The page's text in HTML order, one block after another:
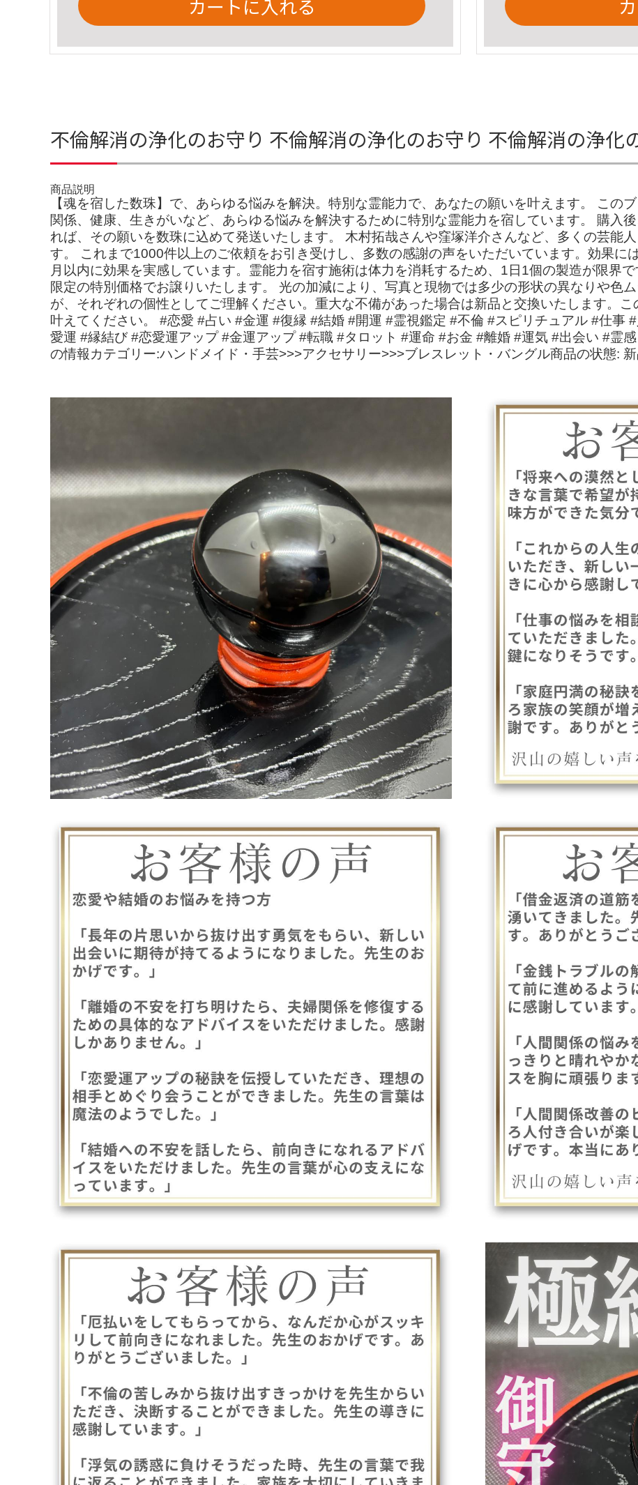
カートに入れる
不倫解消の浄化のお守り 不倫解消の浄化のお守り 不倫解消の浄化
商品説明
【魂を宿した数珠】で、あらゆる悩みを解決。特別な霊能力で、あなたの願いを叶えます。 この
関係、健康、生きがいなど、あらゆる悩みを解決するために特別な霊能力を宿しています。 購入
れば、その願いを数珠に込めて発送いたします。 木村拓哉さんや窪塚洋介さんなど、多くの芸能
す。 これまで1000件以上のご依頼をお引き受けし、多数の感謝の声をいただいています。効果に
月以内に効果を実感しています。霊能力を宿す施術は体力を消耗するため、1日1個の製造が限界
限定の特別価格でお譲りいたします。 光の加減により、写真と現物では多少の形状の異なりや色
が、それぞれの個性としてご理解ください。重大な不備があった場合は新品と交換いたします。
叶えてください。 #恋愛 #占い #金運 #復縁 #結婚 #開運 #霊視鑑定 #不倫 #スピリチュアル #仕事
愛運 #縁結び #恋愛運アップ #金運アップ #転職 #タロット #運命 #お金 #離婚 #運気 #出会い #霊
の情報カテゴリー:ハンドメイド・手芸>>>アクセサリー>>>ブレスレット・バングル商品の状態: